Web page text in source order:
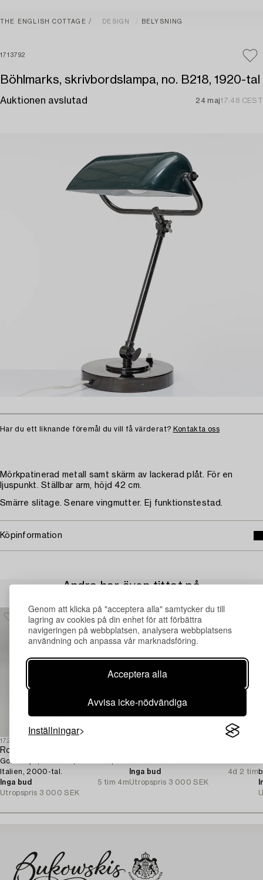
Genom att klicka på "acceptera alla" samtycker du till
lagring av cookies på din enhet för att förbättra
navigeringen på webbplatsen, analysera webbplatsens
användning och anpassa vår marknadsföring.
Acceptera alla
Avvisa icke-nödvändiga
Inställningar
THE ENGLISH COTTAGE DESIGN BELYSNING
1713792
Böhlmarks, skrivbordslampa, no. B218, 1920-tal
Auktionen avslutad 24 maj17:48 CEST
Har du ett liknande föremål du vill få värderat? Kontakta oss
Mörkpatinerad metall samt skärm av lackerad plåt. För en
ljuspunkt. Ställbar arm, höjd 42 cm.
Smärre slitage. Senare vingmutter. Ej funktionstestad.
Köpinformation
Andra har även tittat på
1729044
Rodolfo Dordoni
Golvlampa, "Orione", Artemide,
Italien, 2000-tal.
Inga bud
5 tim 4m
Utropspris 3 000 SEK
Inga bud
4d 2 tim
Utropspris 3 000 SEK